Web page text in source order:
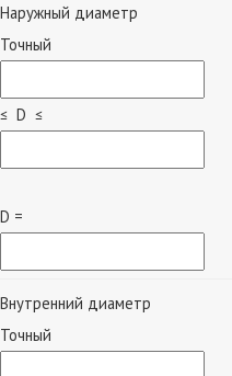
Наружный диаметр
Точный
≤ D ≤
D =
Внутренний диаметр
Точный